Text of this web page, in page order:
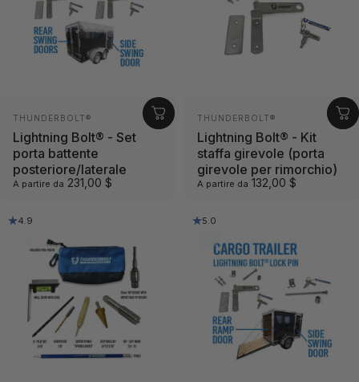
Fornitore:
THUNDERBOLT®
Lightning Bolt® - Set
porta battente
posteriore/laterale
A partire da 231,00 $
Fornitore:
THUNDERBOLT®
Lightning Bolt® - Kit
staffa girevole (porta
girevole per rimorchio)
A partire da 132,00 $
4.9 5.0